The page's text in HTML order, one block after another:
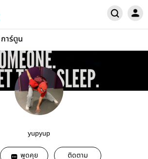
การ์ตูน
yupyup
พูดคุย ติดตาม